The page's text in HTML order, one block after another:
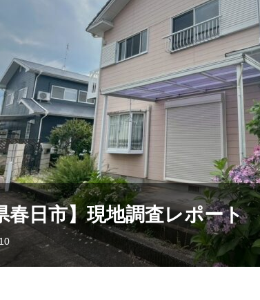
春日市】現地調査レポート